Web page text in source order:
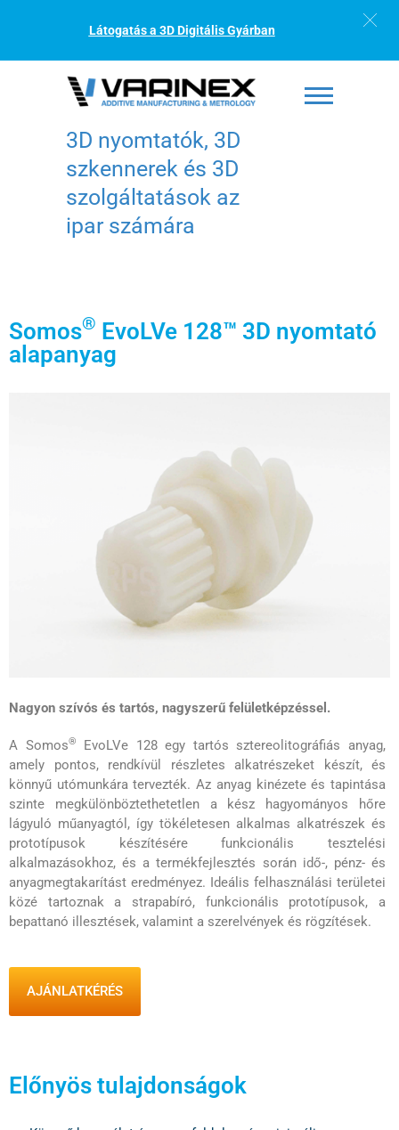
Látogatás a 3D Digitális Gyárban
3D nyomtatók, 3D
szkennerek és 3D
szolgáltatások az
ipar számára
Somos® EvoLVe 128™ 3D nyomtató
alapanyag
Nagyon szívós és tartós, nagyszerű felületképzéssel.
A Somos®
EvoLVe 128 egy tartós sztereolitográfiás anyag,
amely pontos, rendkívül részletes alkatrészeket készít, és
könnyű utómunkára tervezték. Az anyag kinézete és tapintása
szinte megkülönböztethetetlen a kész hagyományos hőre
lágyuló műanyagtól, így tökéletesen alkalmas alkatrészek és
prototípusok készítésére funkcionális tesztelési
alkalmazásokhoz, és a termékfejlesztés során idő-, pénz- és
anyagmegtakarítást eredményez. Ideális felhasználási területei
közé tartoznak a strapabíró, funkcionális prototípusok, a
bepattanó illesztések, valamint a szerelvények és rögzítések.
AJÁNLATKÉRÉS
Előnyös tulajdonságok